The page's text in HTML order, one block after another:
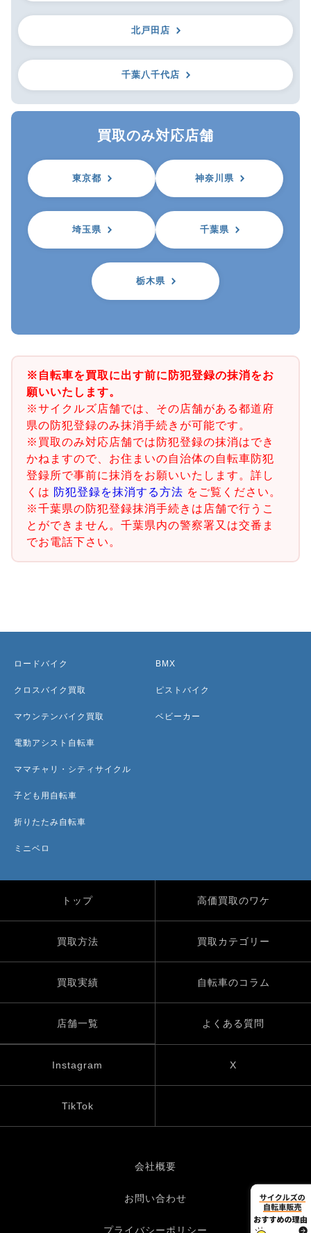
北戸田店
千葉八千代店
買取のみ対応店舗
東京都 神奈川県
埼玉県 千葉県
栃木県
※自転車を買取に出す前に防犯登録の抹消をお
願いいたします。
※サイクルズ店舗では、その店舗がある都道府
県の防犯登録のみ抹消手続きが可能です。
※買取のみ対応店舗では防犯登録の抹消はでき
かねますので、お住まいの自治体の自転車防犯
登録所で事前に抹消をお願いいたします。詳し
くは 防犯登録を抹消する方法 をご覧ください。
※千葉県の防犯登録抹消手続きは店舗で行うこ
とができません。千葉県内の警察署又は交番ま
でお電話下さい。
ロードバイク
クロスバイク買取
マウンテンバイク買取
電動アシスト自転車
ママチャリ・シティサイクル
子ども用自転車
折りたたみ自転車
ミニベロ
BMX
ピストバイク
ベビーカー
トップ 高価買取のワケ
買取方法 買取カテゴリー
買取実績 自転車のコラム
店舗一覧 よくある質問
Instagram X
TikTok
会社概要
お問い合わせ
プライバシーポリシー